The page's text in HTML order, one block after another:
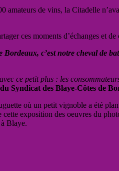
de vins, la Citadelle
ces moments d’échanges et
c’est notre cheval de
ce petit plus : les
Syndicat des Blaye-Côtes de
où un petit vignoble a été
exposition des oeuvres du
Blaye.